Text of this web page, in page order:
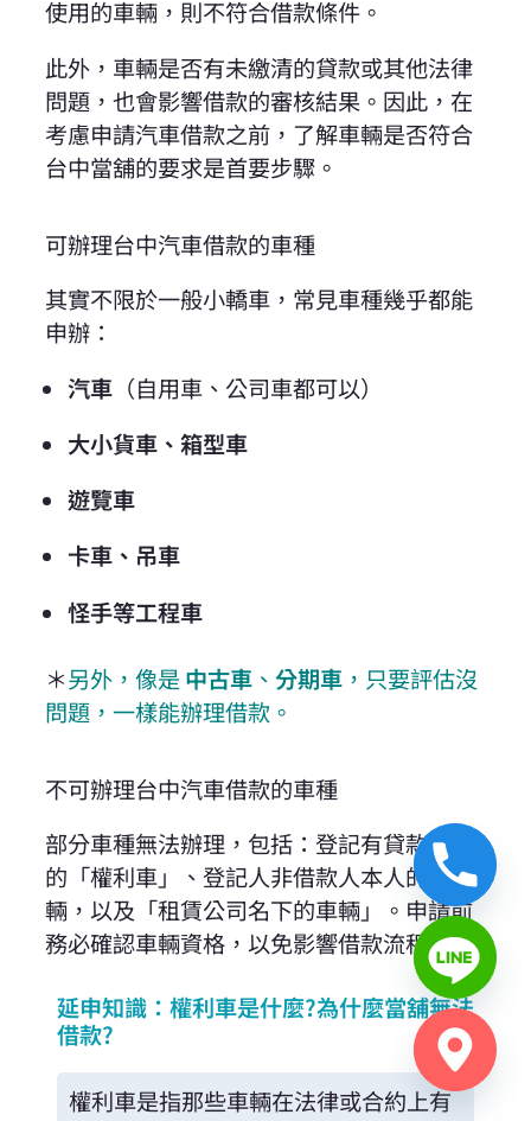
使用的車輛，則不符合借款條件。
此外，車輛是否有未繳清的貸款或其他法律
問題，也會影響借款的審核結果。因此，在
考慮申請汽車借款之前，了解車輛是否符合
台中當舖的要求是首要步驟。
可辦理台中汽車借款的車種
其實不限於一般小轎車，常見車種幾乎都能
申辦：
汽車 （自用車、公司車都可以）
大小貨車、箱型車
遊覽車
卡車、吊車
怪手等工程車
＊另外，像是 中古車 、 分期車 ，只要評估沒
問題，一樣能辦理借款。
不可辦理台中汽車借款的車種
部分車種無法辦理，包括：登記有貸款未清
的「權利車」、登記人非借款人本人的車
輛，以及「租賃公司名下的車輛」。申請前
務必確認車輛資格，以免影響借款流程。
延申知識：權利車是什麼?為什麼當舖無法
借款?
權利車是指那些車輛在法律或合約上有